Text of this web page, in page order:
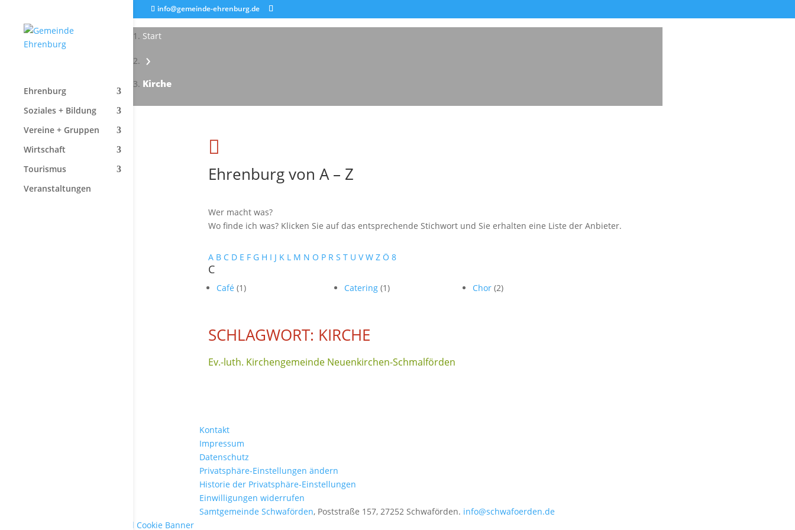
info@gemeinde-ehrenburg.de
Ehrenburg
Soziales + Bildung
Vereine + Gruppen
Wirtschaft
Tourismus
Veranstaltungen
Start
›
Kirche

Ehrenburg von A – Z
Wer macht was?
Wo finde ich was? Klicken Sie auf das entsprechende Stichwort und Sie erhalten eine Liste der Anbieter.
A B C D E F G H I J K L M N O P R S T U V W Z Ö 8
C
Café (1) Catering(1) Chor (2)
SCHLAGWORT: KIRCHE
Ev.-luth. Kirchengemeinde Neuenkirchen-Schmalförden
Kontakt
Impressum
Datenschutz
Privatsphäre-Einstellungen ändern
Historie der Privatsphäre-Einstellungen
Einwilligungen widerrufen
Samtgemeinde Schwaförden, Poststraße 157, 27252 Schwaförden. info@schwafoerden.de
WordPress Cookie Plugin von Real Cookie Banner